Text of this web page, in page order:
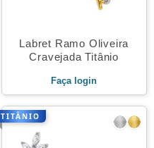
Labret Ramo Oliveira
Cravejada Titânio
Faça login
TITÂNIO